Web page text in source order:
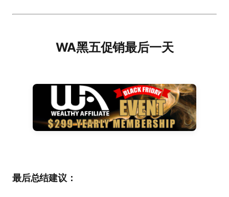
WA黑五促销最后一天
最后总结建议：